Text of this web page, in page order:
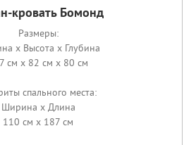
кровать Бомонд
Размеры:
x Высота x Глубина
см x 82 см x 80 см
спального места:
Ширина x Длина
110 см x 187 см